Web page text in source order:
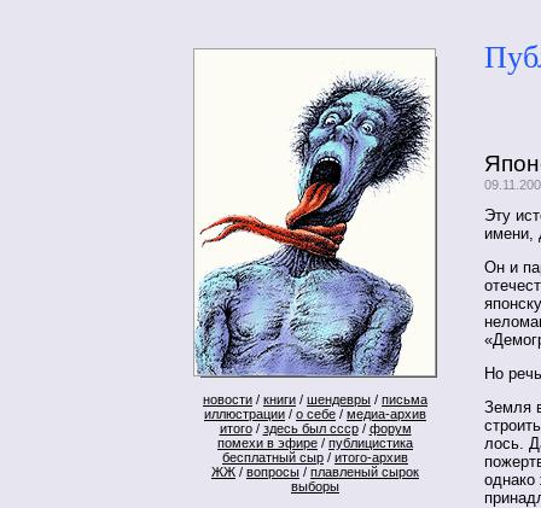
новости / книги / шендевры / письма
иллюстрации / о себе / медиа-архив
итого/ здесь был ссср/ форум
помехи в эфире / публицистика
бесплатный сыр / итого-архив
ЖЖ / вопросы / плавленый сырок
выборы
Эту
имени,
Он и
Но
Земля
лось.
однако